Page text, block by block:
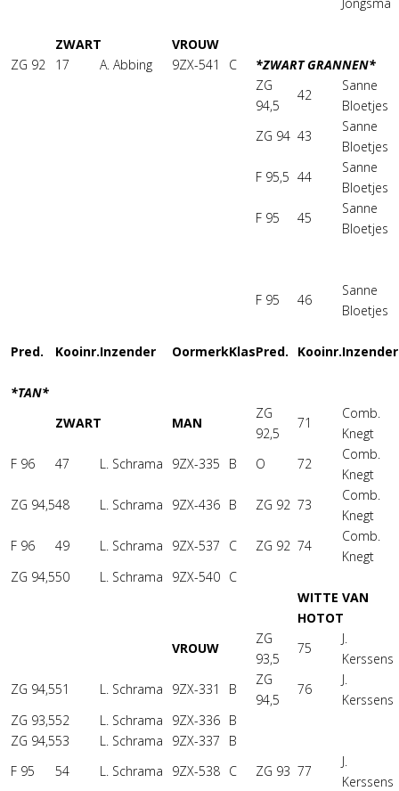
ZWART
VROUW
ZG 92
17 A. Abbing 9ZX-541 C
*ZWART GRANNEN*
ZG
94,5
42
Sanne
Bloetjes
ZG 94 43
Sanne
Bloetjes
F 95,5 44
Sanne
Bloetjes
F 95
45
Sanne
Bloetjes
F 95 46
Sanne
Bloetjes
Pred. Kooinr.Inzender OormerkKlasPred. Kooinr.Inzender
*TAN*
ZWART
MAN
ZG
92,5
71
Comb.
Knegt
F 96
47 L. Schrama 9ZX-335 B O 72
Comb.
Knegt
ZG 94,548 L. Schrama 9ZX-436 B ZG 92 73
Comb.
Knegt
F 96
49 L. Schrama 9ZX-537 C ZG 92 74
Comb.
Knegt
ZG 94,550 L. Schrama 9ZX-540 C
WITTE VAN
HOTOT
VROUW
ZG
93,5
75
J.
Kerssens
ZG 94,551 L. Schrama 9ZX-331 B
ZG
94,5
76
J.
Kerssens
ZG 93,552 L. Schrama 9ZX-336 B
ZG 94,553 L. Schrama 9ZX-337
B
F 95
54 L. Schrama 9ZX-538 C ZG 93 77
J.
Kerssens